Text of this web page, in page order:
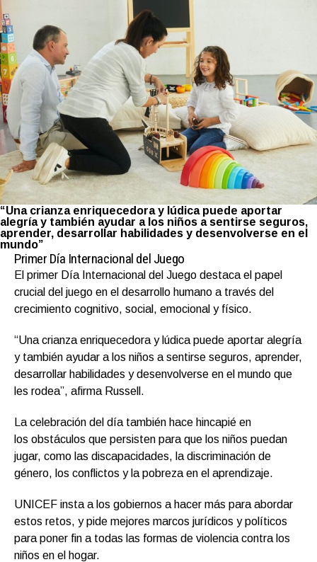
“Una crianza enriquecedora y lúdica puede aportar
alegría y también ayudar a los niños a sentirse seguros,
aprender, desarrollar habilidades y desenvolverse en el
mundo”
Primer Día Internacional del Juego
El primer Día Internacional del Juego destaca el papel
crucial del juego en el desarrollo humano a través del
crecimiento cognitivo, social, emocional y físico.
“Una crianza enriquecedora y lúdica puede aportar alegría
y también ayudar a los niños a sentirse seguros, aprender,
desarrollar habilidades y desenvolverse en el mundo que
les rodea”, afirma Russell.
La celebración del día también hace hincapié en
los obstáculos que persisten para que los niños puedan
jugar, como las discapacidades, la discriminación de
género, los conflictos y la pobreza en el aprendizaje.
UNICEF insta a los gobiernos a hacer más para abordar
estos retos, y pide mejores marcos jurídicos y políticos
para poner fin a todas las formas de violencia contra los
niños en el hogar.